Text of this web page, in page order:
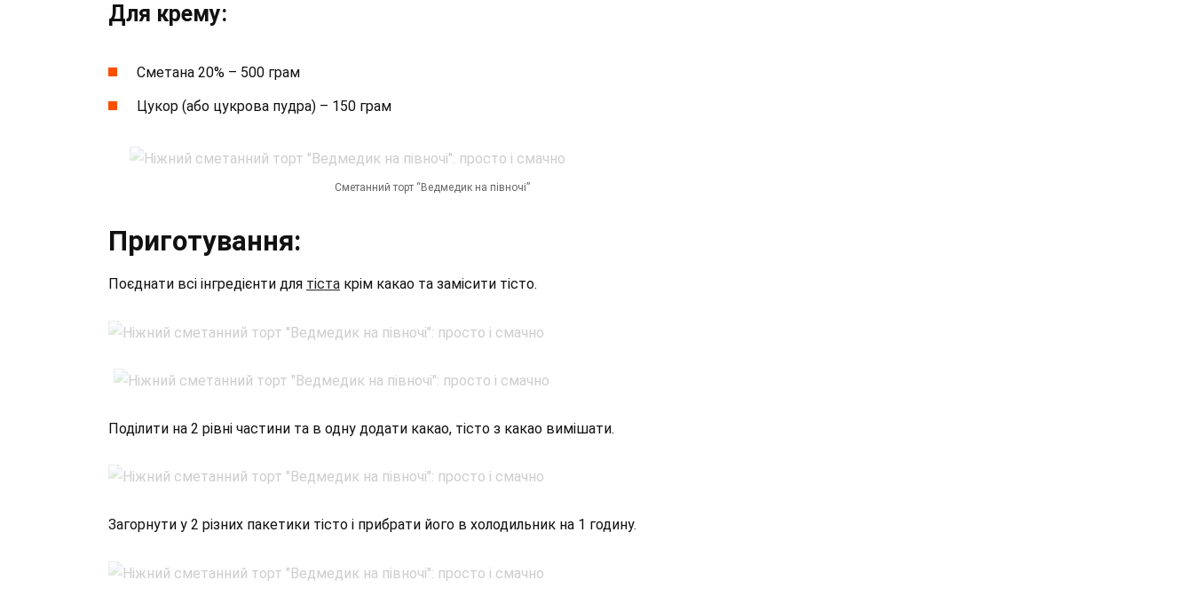
Для крему:
Сметана 20% – 500 грам
Цукор (або цукрова пудра) – 150 грам
Сметанний торт “Ведмедик на півночі”
Приготування:
Поєднати всі інгредієнти для тіста крім какао та замісити тісто.
Поділити на 2 рівні частини та в одну додати какао, тісто з какао вимішати.
Загорнути у 2 різних пакетики тісто і прибрати його в холодильник на 1 годину.